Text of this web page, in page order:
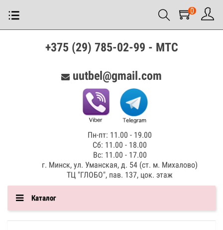
0
+375 (29) 785-02-99 - МТС
uutbel@gmail.com
Пн-пт: 11.00 - 19.00
Сб: 11.00 - 18.00
Вс: 11.00 - 17.00
г. Минск, ул. Уманская, д. 54 (ст. м. Михалово)
ТЦ "ГЛОБО", пав. 137, цок. этаж
Каталог